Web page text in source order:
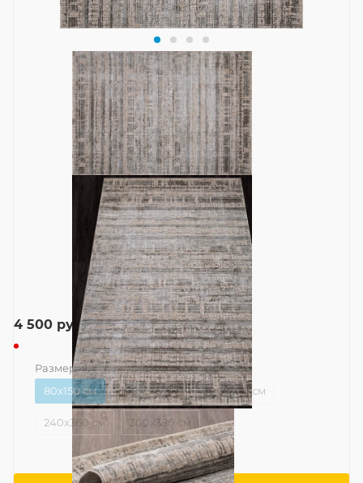
4 500 руб.
Размер — 80x150 см
80x150 см
160x230 см 200x300 см
240x360 см 300x380 см